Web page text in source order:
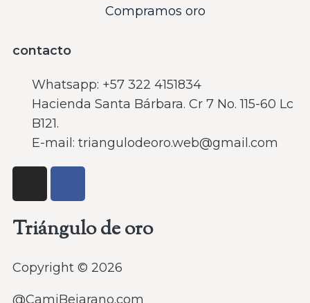
Compramos oro
contacto
Whatsapp: ‪+57 322 4151834‬
Hacienda Santa Bárbara. Cr 7 No. 115-60 Lc
B121.
E-mail: triangulodeoro.web@gmail.com
Triángulo de oro
Copyright © 2026
@CamiBejarano.com